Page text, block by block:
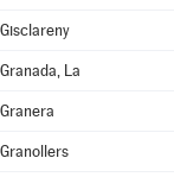
Gisclareny
Granada, La
Granera
Granollers